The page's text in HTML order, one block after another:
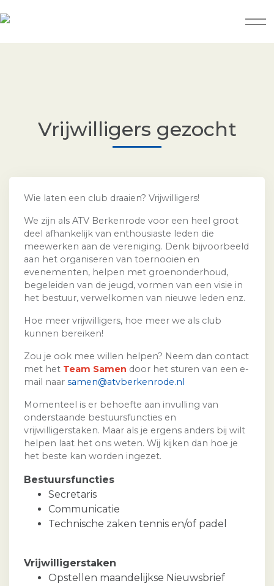
Vrijwilligers gezocht
Wie laten een club draaien? Vrijwilligers!
We zijn als ATV Berkenrode voor een heel groot
deel afhankelijk van enthousiaste leden die
meewerken aan de vereniging. Denk bijvoorbeeld
aan het organiseren van toernooien en
evenementen, helpen met groenonderhoud,
begeleiden van de jeugd, vormen van een visie in
het bestuur, verwelkomen van nieuwe leden enz.
Hoe meer vrijwilligers, hoe meer we als club
kunnen bereiken!
Zou je ook mee willen helpen? Neem dan contact
met het Team Samen door het sturen van een e-
mail naar samen@atvberkenrode.nl
Momenteel is er behoefte aan invulling van
onderstaande bestuursfuncties en
vrijwilligerstaken. Maar als je ergens anders bij wilt
helpen laat het ons weten. Wij kijken dan hoe je
het beste kan worden ingezet.
Bestuursfuncties
Secretaris
Communicatie
Technische zaken tennis en/of padel
Vrijwilligerstaken
Opstellen maandelijkse Nieuwsbrief